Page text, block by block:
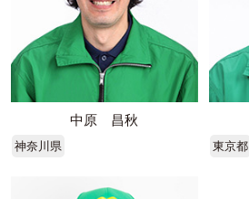
中原 昌秋
神奈川県 東京都